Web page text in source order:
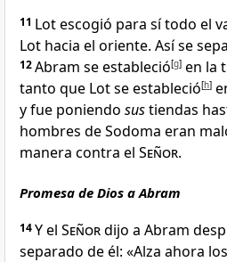
11 Lot escogió para sí todo el
Lot hacia el oriente. Así se
12Abram se estableció[g] en la
tanto que Lot se estableció[h]
y fue poniendo sustiendas
hombres de Sodoma eran
manera contra el Señor.
Promesa de Dios a Abram
14Y el Señordijo a Abram
separado de él: «Alza ahora